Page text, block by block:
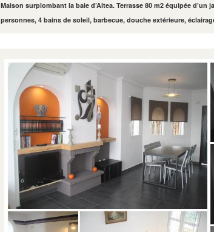
Maison surplombant la baie d’Altea. Terrasse 80 m2 équipée d’un
personnes, 4 bains de soleil, barbecue, douche extérieure,